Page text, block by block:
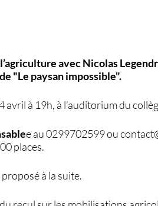
avec Nicolas
"Le paysan impossible".
avril à 19h, à l’auditorium du
e au 0299702599 ou
places.
à la suite.